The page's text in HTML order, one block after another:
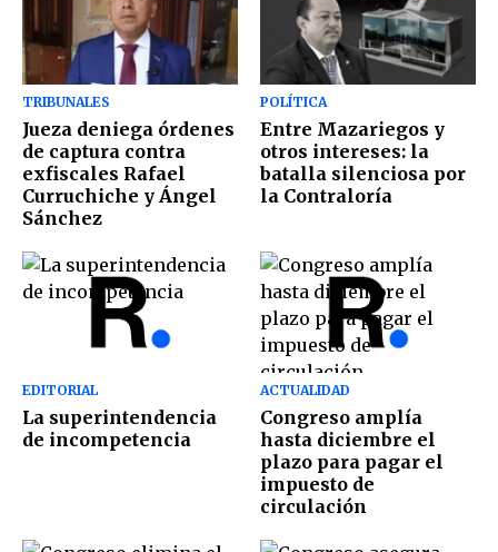
TRIBUNALES
Jueza deniega órdenes
de captura contra
exfiscales Rafael
Curruchiche y Ángel
Sánchez
POLÍTICA
Entre Mazariegos y
otros intereses: la
batalla silenciosa por
la Contraloría
EDITORIAL
La superintendencia
de incompetencia
ACTUALIDAD
Congreso amplía
hasta diciembre el
plazo para pagar el
impuesto de
circulación